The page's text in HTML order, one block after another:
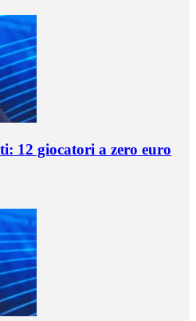
12 giocatori a zero euro